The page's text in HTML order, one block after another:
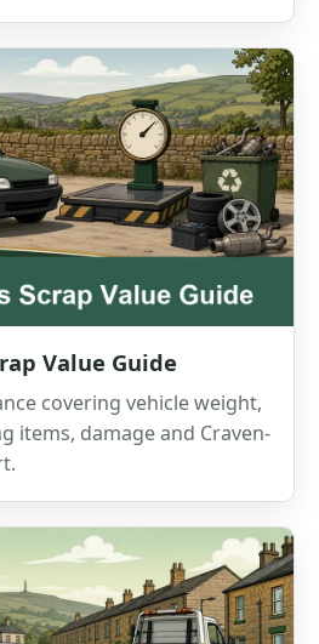
Value Guide
covering vehicle weight,
items, damage and Craven-